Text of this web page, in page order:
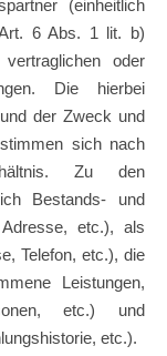
(einheitlich
Art. 6 Abs. 1 lit. b)
oder
Die hierbei
der Zweck und
sich nach
Zu den
Bestands- und
etc.), als
Telefon, etc.), die
Leistungen,
etc.) und
etc.).